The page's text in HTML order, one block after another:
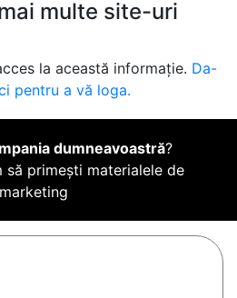
multe site-uri
la această informație. Da-
pentru a vă loga.
dumneavoastră?
să primești materialele de
marketing